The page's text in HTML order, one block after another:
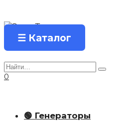
содержанию
☰ Каталог
Search
for:
0
🟢 Генераторы